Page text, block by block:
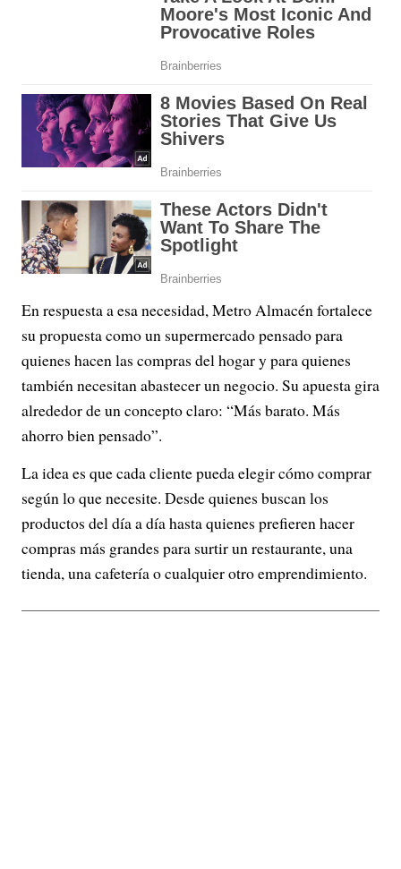
En respuesta a esa necesidad, Metro Almacén fortalece
su propuesta como un supermercado pensado para
quienes hacen las compras del hogar y para quienes
también necesitan abastecer un negocio. Su apuesta gira
alrededor de un concepto claro: “Más barato. Más
ahorro bien pensado”.
La idea es que cada cliente pueda elegir cómo comprar
según lo que necesite. Desde quienes buscan los
productos del día a día hasta quienes prefieren hacer
compras más grandes para surtir un restaurante, una
tienda, una cafetería o cualquier otro emprendimiento.